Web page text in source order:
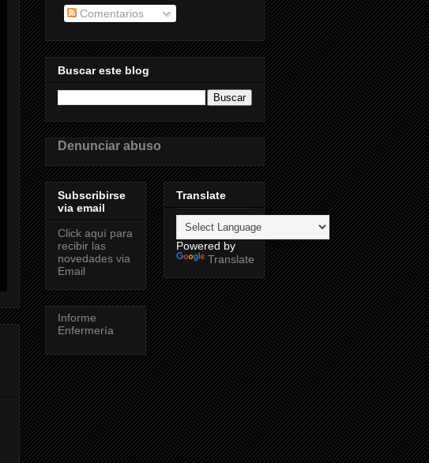
Comentarios
Buscar este blog
Denunciar abuso
Subscribirse
via email
Click aquí para
recibir las
novedades via
Email
Informe
Enfermería
Translate
Powered by
Translate